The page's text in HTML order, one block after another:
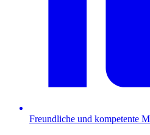
Freundliche und kompetente